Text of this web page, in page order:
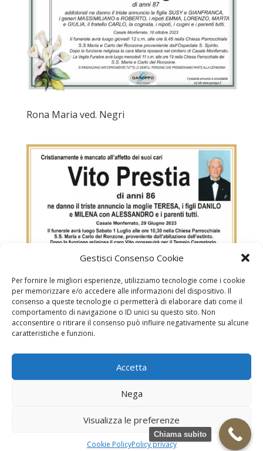
Gestisci Consenso Cookie
Per fornire le migliori esperienze, utilizziamo tecnologie come i cookie
per memorizzare e/o accedere alle informazioni del dispositivo. Il
consenso a queste tecnologie ci permetterà di elaborare dati come il
comportamento di navigazione o ID unici su questo sito. Non
acconsentire o ritirare il consenso può influire negativamente su alcune
caratteristiche e funzioni.
Accetta
Nega
Visualizza le preferenze
Cookie PolicyPolicy privacy
Rona Maria ved. Negri
Prestia Vito
Necrologi Casale Monferrato
Necrologi Piemonte
Realizzazione grafica e Copyright © zeropensieri local web -
Casale Monferrato info@zeropensieri-cloud
Chiama subito